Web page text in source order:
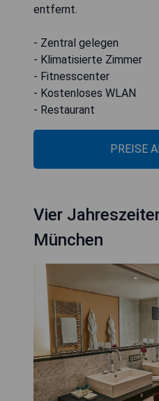
entfernt.
- Zentral gelegen
- Klimatisierte Zimmer
- Fitnesscenter
- Kostenloses WLAN
- Restaurant
PREISE
Vier
München